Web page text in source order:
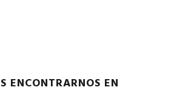
ENCONTRARNOS EN